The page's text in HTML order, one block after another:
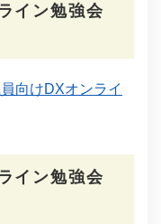
イン勉強会
向けDXオンライ
イン勉強会